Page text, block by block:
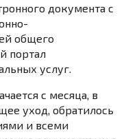
документа с
общего
портал
услуг.
с месяца, в
уход, обратилось
и всеми